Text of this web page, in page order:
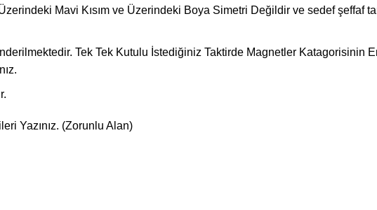
Mavi Kısım ve Üzerindeki Boya Simetri Değildir ve sedef şeffaf
Tek Tek Kutulu İstediğiniz Taktirde Magnetler Katagorisinin
Yazınız. (Zorunlu Alan)